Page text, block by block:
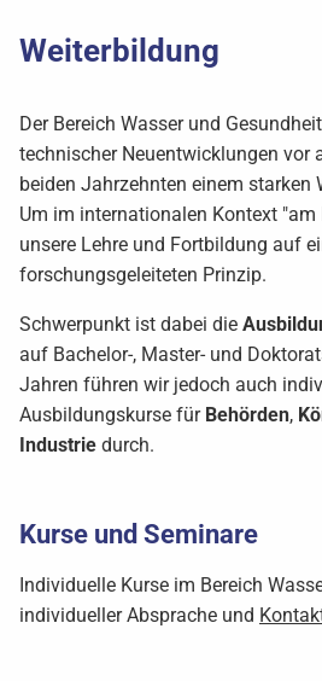
Weiterbildung
Der Bereich Wasser und
technischer Neuentwicklungen vor
beiden Jahrzehnten einem starken
Um im internationalen Kontext
unsere Lehre und Fortbildung auf
forschungsgeleiteten Prinzip.
Schwerpunkt ist dabei die
auf Bachelor-, Master- und
Jahren führen wir jedoch auch
Ausbildungskurse für Behörden,
Industrie durch.
Kurse und Seminare
Individuelle Kurse im Bereich
individueller Absprache und